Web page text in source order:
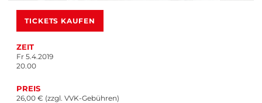
TICKETS KAUFEN
ZEIT
Fr 5.4.2019
20.00
PREIS
26,00 € (zzgl. VVK-Gebühren)